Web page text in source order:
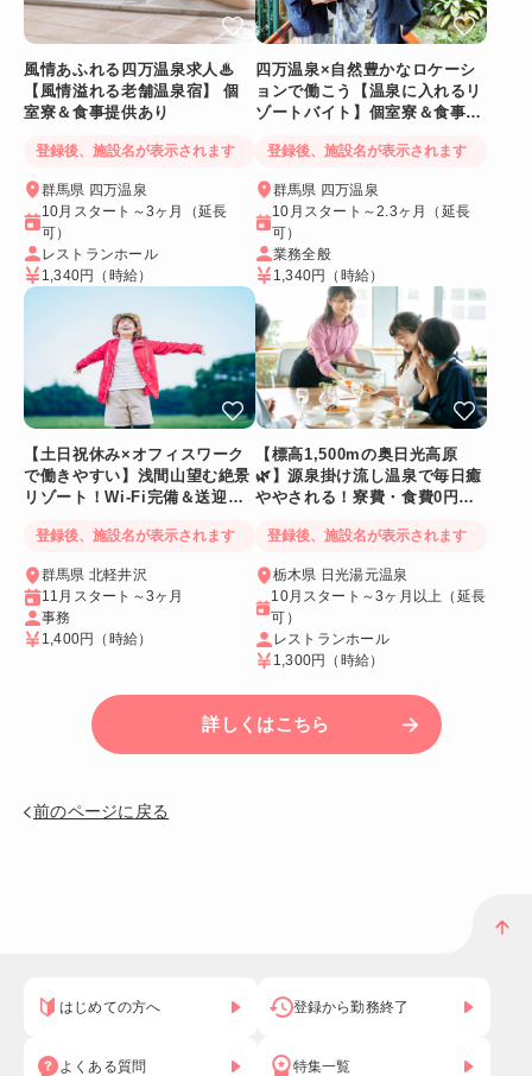
風情あふれる四万温泉求人♨
【風情溢れる老舗温泉宿】 個
室寮＆食事提供あり
登録後、施設名が表示されます
群馬県 四万温泉
10月スタート～3ヶ月（延長
可）
レストランホール
1,340円 （時給）
四万温泉×自然豊かなロケーシ
ョンで働こう【温泉に入れるリ
ゾートバイト】個室寮＆食事提
登録後、施設名が表示されます
群馬県 四万温泉
10月スタート～2.3ヶ月（延長
可）
業務全般
1,340円 （時給）
【土日祝休み×オフィスワーク
で働きやすい】浅間山望む絶景
リゾート！Wi-Fi完備＆送迎バ
登録後、施設名が表示されます
群馬県 北軽井沢
11月スタート～3ヶ月
事務
1,400円
（時給）
【標高1,500mの奥日光高原
🌿】源泉掛け流し温泉で毎日癒
ややされる！寮費・食費0円！
登録後、施設名が表示されます
栃木県 日光湯元温泉
10月スタート～3ヶ月以上（延長
可）
レストランホール
1,300円
（時給）
詳しくはこちら
前のページに戻る
はじめての方へ 登録から勤務終了
よくある質問 特集一覧